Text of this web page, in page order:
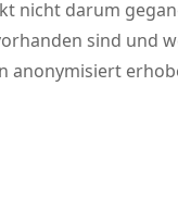
nicht darum
sind und
anonymisiert